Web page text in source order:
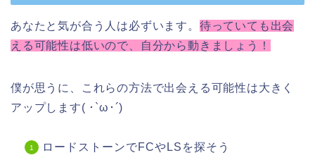
あなたと気が合う人は必ずいます。 待っていても出会
える可能性は低いので、自分から動きましょう！
僕が思うに、これらの方法で出会える可能性は大きく
アップします( ･`ω･´)
ロードストーンでFCやLSを探そう